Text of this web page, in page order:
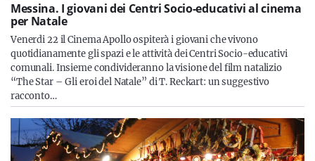
Messina. I giovani dei Centri Socio-educativi al cinema
per Natale
Venerdi 22 il Cinema Apollo ospiterà i giovani che vivono
quotidianamente gli spazi e le attività dei Centri Socio-educativi
comunali. Insieme condivideranno la visione del film natalizio
“The Star – Gli eroi del Natale” di T. Reckart: un suggestivo
racconto…